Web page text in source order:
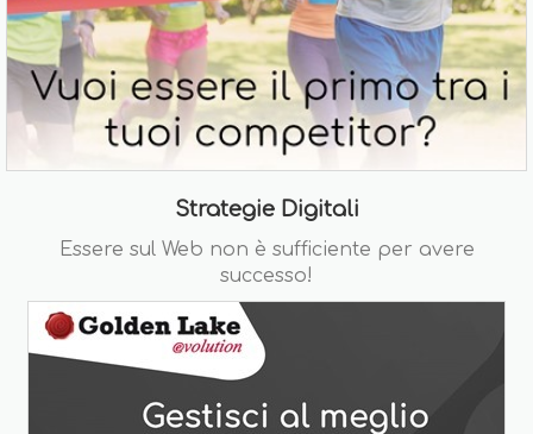
Strategie Digitali
Essere sul Web non è sufficiente per avere
successo!